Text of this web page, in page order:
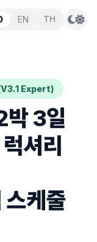
EN TH
Expert)
3일
셔리
케줄